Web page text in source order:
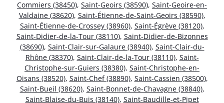
Commiers (38450), Saint-Geoirs (38590), Saint-Geoire-en-
Valdaine (38620), Saint-Étienne-de-Saint-Geoirs (38590),
Saint-Étienne-de-Crossey (38960), Saint-Égrève (38120),
Saint-Didier-de-la-Tour (38110), Saint-Didier-de-Bizonnes
(38690), Saint-Clair-sur-Galaure (38940), Saint-Clair-du-
Rhône (38370), Saint-Clair-de-la-Tour (38110), Saint-
Christophe-sur-Guiers (38380), Saint-Christophe-en-
Oisans (38520), Saint-Chef (38890), Saint-Cassien (38500),
Saint-Bueil (38620), Saint-Bonnet-de-Chavagne (38840),
Saint-Blaise-du-Buis (38140), Saint-Baudille-et-Pipet